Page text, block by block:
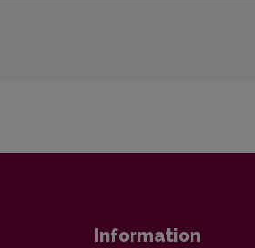
Information